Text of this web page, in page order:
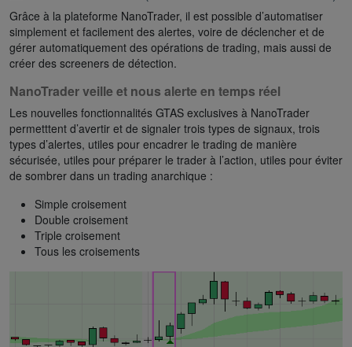
Grâce à la plateforme NanoTrader, il est possible d’automatiser
simplement et facilement des alertes, voire de déclencher et de
gérer automatiquement des opérations de trading, mais aussi de
créer des screeners de détection.
NanoTrader veille et nous alerte en temps réel
Les nouvelles fonctionnalités GTAS exclusives à NanoTrader
permetttent d’avertir et de signaler trois types de signaux, trois
types d’alertes, utiles pour encadrer le trading de manière
sécurisée, utiles pour préparer le trader à l’action, utiles pour éviter
de sombrer dans un trading anarchique :
Simple croisement
Double croisement
Triple croisement
Tous les croisements